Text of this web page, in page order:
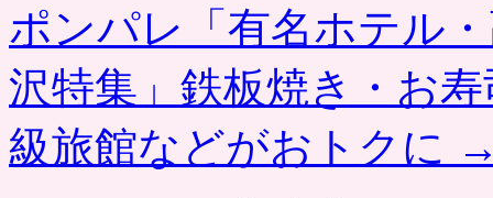
ポンパレ「有名ホテル
沢特集」鉄板焼き・お
級旅館などがおトクに